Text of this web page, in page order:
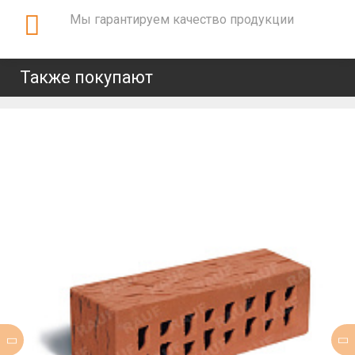
Мы гарантируем качество продукции
Также покупают